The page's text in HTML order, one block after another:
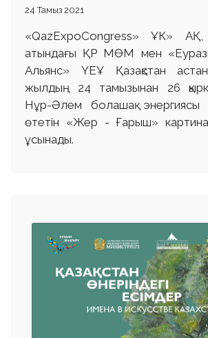
24 Тамыз 2021
«QazExpoCongress» ҰК»
атындағы ҚР МӨМ мен
Альянс» ҮЕҰ Қазақстан
жылдың 24 тамызынан 26
Нұр-Әлем болашақ энергиясы
өтетін «Жер - Ғарыш»
ұсынады.